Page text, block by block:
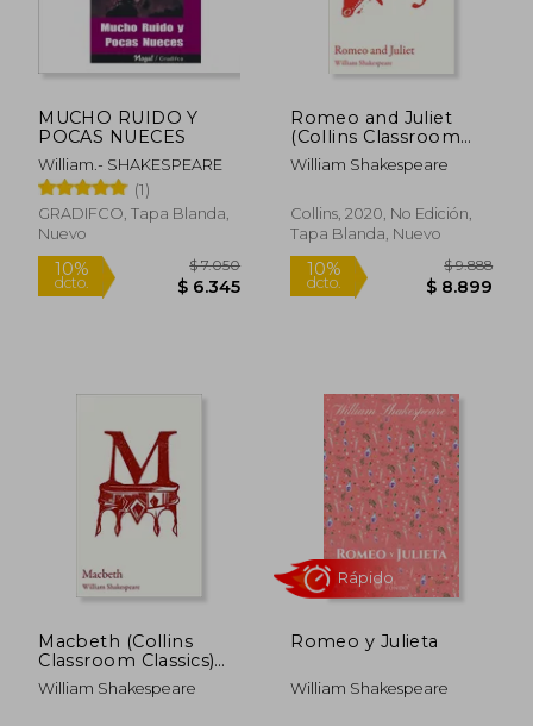
10% $ 16.995
10%
dcto.
$ 14.700
$ 13.230 dcto.
MUCHO RUIDO Y
POCAS NUECES
William.- SHAKESPEARE
(1)
GRADIFCO, Tapa Blanda,
Nuevo
Romeo and Juliet
(Collins Classroom
Classics) (en Inglés)
William Shakespeare
Collins, 2020, No Edición,
Tapa Blanda, Nuevo
Macbeth (Collins
Classroom Classics)
(en Inglés)
William Shakespeare
Romeo y Julieta
William Shakespeare